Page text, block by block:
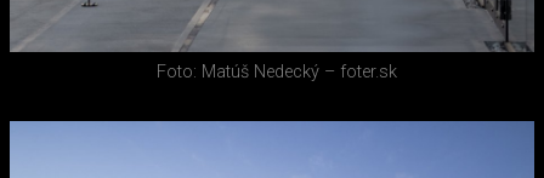
Foto: Matúš Nedecký – foter.sk